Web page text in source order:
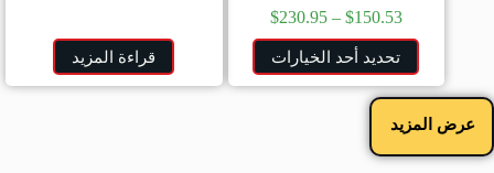
$150.53
–
$230.95
تحديد أحد الخيارات قراءة المزيد
عرض المزيد